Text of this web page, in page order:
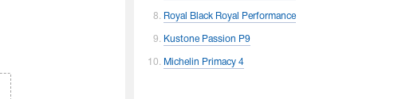
Royal Black Royal Performance
Kustone Passion P9
Michelin Primacy 4